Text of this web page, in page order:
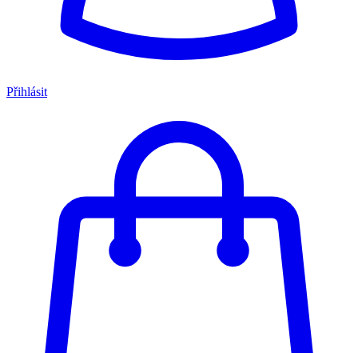
Přihlásit